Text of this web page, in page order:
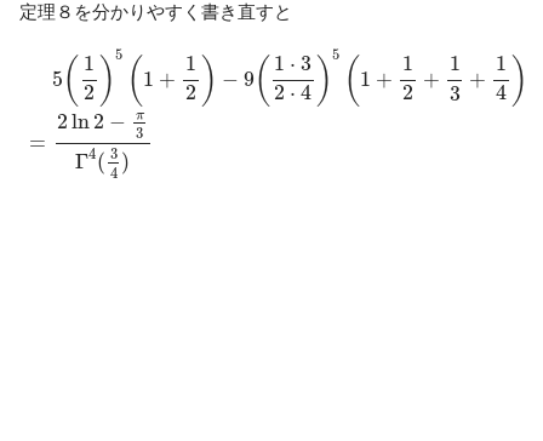
定理８を分かりやすく書き直すと
5( 1
2 ) 5 ( 1 +
1
2 ) − 9( 1 ⋅ 3
2 ⋅ 4 ) 5 ( 1 +
1
2
+
1
3
+
1
4 )
=
2ln2 − π
3
Γ4( 3
4 )
2 5 1+ 1 1 )5 1 2+ 1 5